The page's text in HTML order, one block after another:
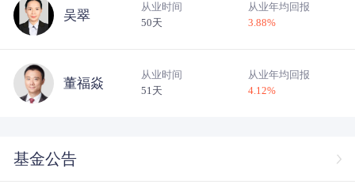
吴翠
从业时间
50天
从业年均回报
3.88%
董福焱
从业时间
51天
从业年均回报
4.12%
基金公告